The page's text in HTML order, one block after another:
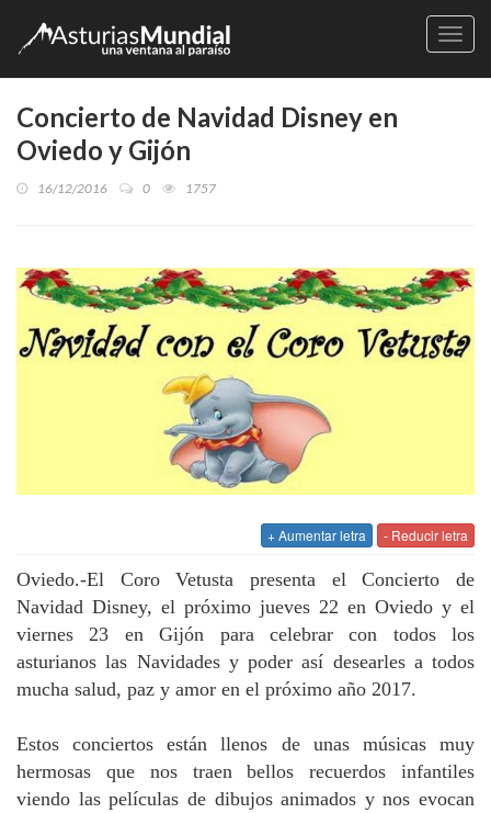
Concierto de Navidad Disney en
Oviedo y Gijón
16/12/2016 0 1757
+ Aumentar letra - Reducir letra
Oviedo.-El Coro Vetusta presenta el Concierto de
Navidad Disney, el próximo jueves 22 en Oviedo y el
viernes 23 en Gijón para celebrar con todos los
asturianos las Navidades y poder así desearles a todos
mucha salud, paz y amor en el próximo año 2017.
Estos conciertos están llenos de unas músicas muy
hermosas que nos traen bellos recuerdos infantiles
viendo las películas de dibujos animados y nos evocan